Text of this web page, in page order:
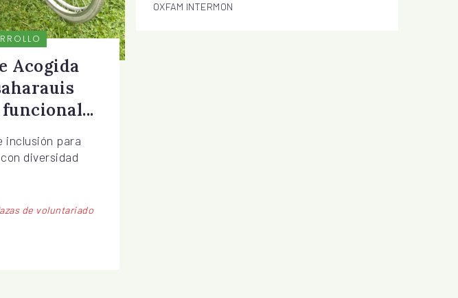
Acogida
inclusión para
diversidad
de voluntariado
OXFAM INTERMON